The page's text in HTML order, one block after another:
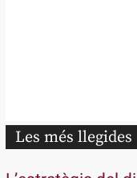
Les més llegides